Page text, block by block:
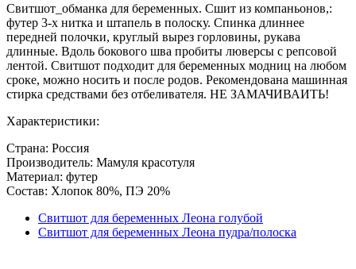
Свитшот_обманка для беременных. Сшит из компаньонов,:
футер 3-х нитка и штапель в полоску. Спинка длиннее
передней полочки, круглый вырез горловины, рукава
длинные. Вдоль бокового шва пробиты люверсы с репсовой
лентой. Свитшот подходит для беременных модниц на любом
сроке, можно носить и после родов. Рекомендована машинная
стирка средствами без отбеливателя. НЕ ЗАМАЧИВАИТЬ!
Характеристики:
Страна: Россия
Производитель: Мамуля красотуля
Материал: футер
Состав: Хлопок 80%, ПЭ 20%
Свитшот для беременных Леона голубой
Свитшот для беременных Леона пудра/полоска